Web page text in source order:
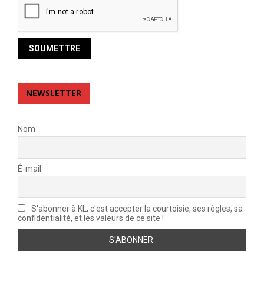
NEWSLETTER
Nom
É-mail
S'abonner à KL, c'est accepter la courtoisie, ses règles, sa
confidentialité, et les valeurs de ce site !